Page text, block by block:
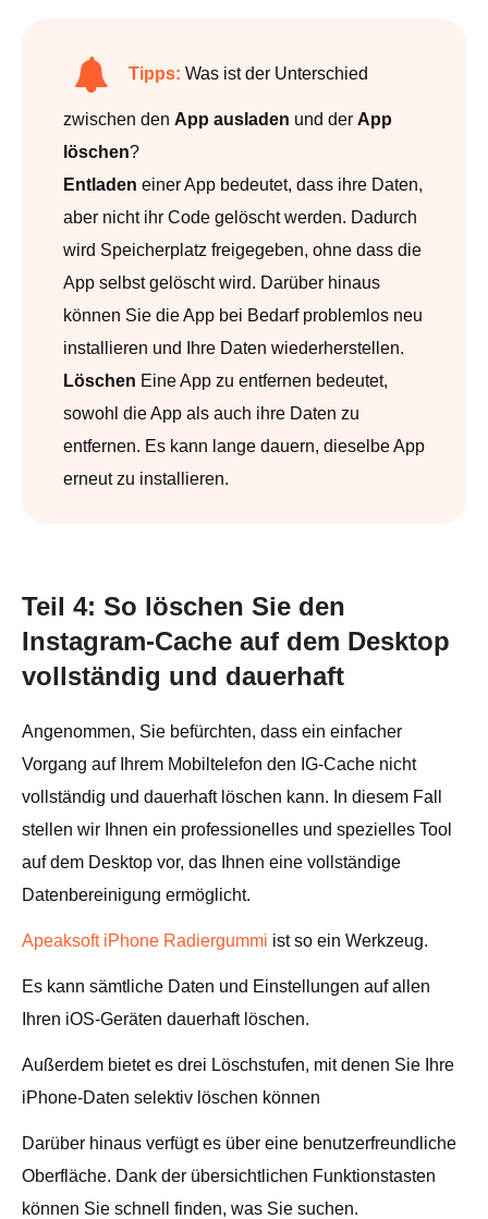
Tipps: Was ist der Unterschied
zwischen den App ausladen und der App
löschen?
Entladen einer App bedeutet, dass ihre Daten,
aber nicht ihr Code gelöscht werden. Dadurch
wird Speicherplatz freigegeben, ohne dass die
App selbst gelöscht wird. Darüber hinaus
können Sie die App bei Bedarf problemlos neu
installieren und Ihre Daten wiederherstellen.
Löschen Eine App zu entfernen bedeutet,
sowohl die App als auch ihre Daten zu
entfernen. Es kann lange dauern, dieselbe App
erneut zu installieren.
Teil 4: So löschen Sie den
Instagram-Cache auf dem Desktop
vollständig und dauerhaft
Angenommen, Sie befürchten, dass ein einfacher
Vorgang auf Ihrem Mobiltelefon den IG-Cache nicht
vollständig und dauerhaft löschen kann. In diesem Fall
stellen wir Ihnen ein professionelles und spezielles Tool
auf dem Desktop vor, das Ihnen eine vollständige
Datenbereinigung ermöglicht.
Apeaksoft iPhone Radiergummi ist so ein Werkzeug.
Es kann sämtliche Daten und Einstellungen auf allen
Ihren iOS-Geräten dauerhaft löschen.
Außerdem bietet es drei Löschstufen, mit denen Sie Ihre
iPhone-Daten selektiv löschen können
Darüber hinaus verfügt es über eine benutzerfreundliche
Oberfläche. Dank der übersichtlichen Funktionstasten
können Sie schnell finden, was Sie suchen.